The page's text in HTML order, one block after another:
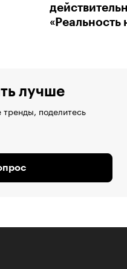
«Реальность
лучше
поделитесь